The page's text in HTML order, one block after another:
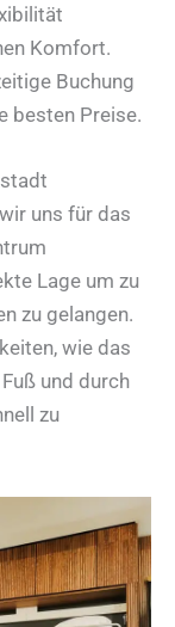
Komfort.
Buchung
besten Preise.
uns für das
Lage um zu
zu gelangen.
wie das
und durch
zu